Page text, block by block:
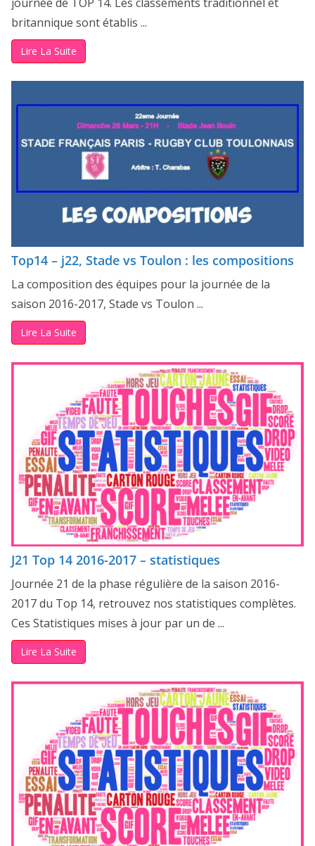
britannique sont établis ...
Lire La Suite
Top14 – j22, Stade vs Toulon : les compositions
La composition des équipes pour la journée de la
saison 2016-2017, Stade vs Toulon ...
Lire La Suite
J21 Top 14 2016-2017 – statistiques
Journée 21 de la phase régulière de la saison 2016-
2017 du Top 14, retrouvez nos statistiques complètes.
Ces Statistiques mises à jour par un de ...
Lire La Suite